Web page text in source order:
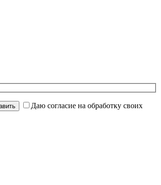
Даю согласие на обработку своих